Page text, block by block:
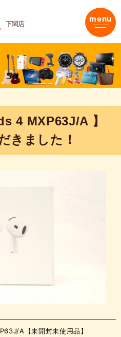
下関店 menu
4 MXP63J/A 】
きました！
A【未開封未使用品】